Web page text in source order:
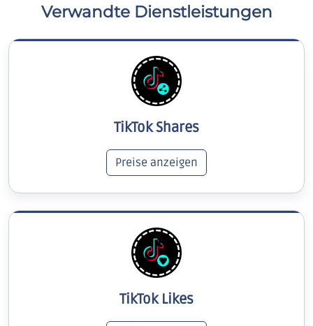
Verwandte Dienstleistungen
TikTok Shares
Preise anzeigen
TikTok Likes